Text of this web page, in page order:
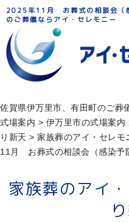
2025年11月 お葬式の相談会（
のご葬儀ならアイ・セレモニー
佐賀県伊万里市、有田町のご葬
式場案内 > 伊万里市の式場案内
り新天 > 家族葬のアイ・セレ
11月 お葬式の相談会（感染予
家族葬のアイ